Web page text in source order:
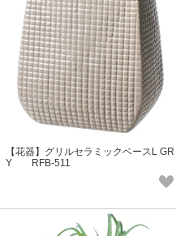
【花器】グリルセラミックベースL GR
Y RFB-511